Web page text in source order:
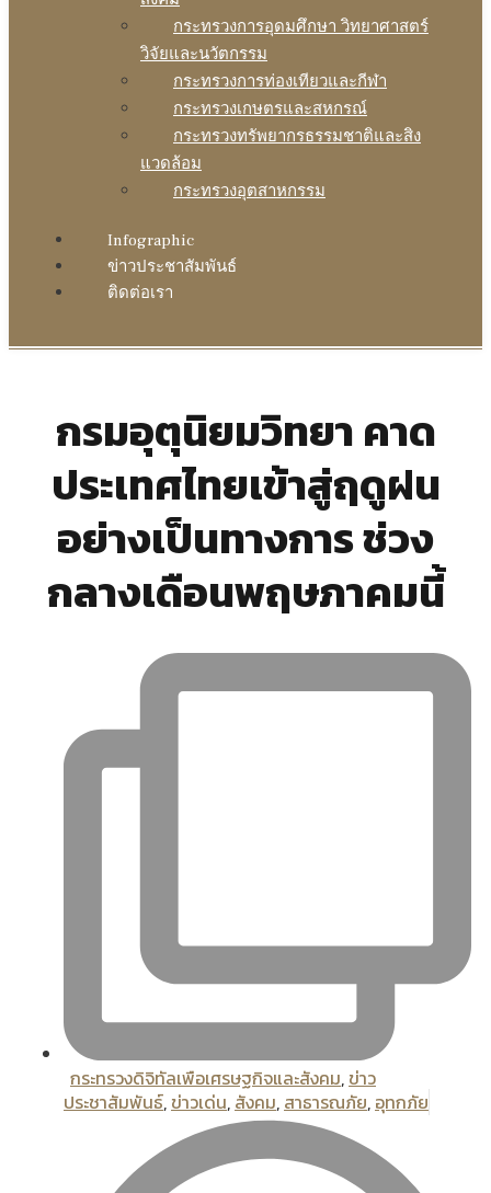
กระทรวงการอุดมศึกษา วิทยาศาสตร์
วิจัยและนวัตกรรม
กระทรวงการท่องเทียวและกีฬา
กระทรวงเกษตรและสหกรณ์
กระทรวงทรัพยากรธรรมชาติและสิง
แวดล้อม
กระทรวงอุตสาหกรรม
Infographic
ข่าวประชาสัมพันธ์
ติดต่อเรา
กรมอุตุนิยมวิทยา คาด
ประเทศไทยเข้าสู่ฤดูฝน
อย่างเป็นทางการ ช่วง
กลางเดือนพฤษภาคมนี้
กระทรวงดิจิทัลเพือเศรษฐกิจและสังคม, ข่าว
ประชาสัมพันธ์, ข่าวเด่น, สังคม, สาธารณภัย, อุทกภัย